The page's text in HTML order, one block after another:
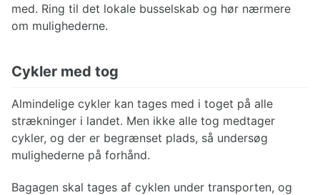
med. Ring til det lokale busselskab og hør nærmere
om mulighederne.
Cykler med tog
Almindelige cykler kan tages med i toget på alle
strækninger i landet. Men ikke alle tog medtager
cykler, og der er begrænset plads, så undersøg
mulighederne på forhånd.
Bagagen skal tages af cyklen under transporten, og